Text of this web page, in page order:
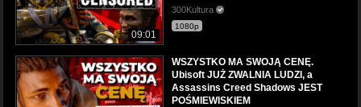
09:01
300Kultura
1080p
WSZYSTKO MA SWOJĄ CENĘ.
Ubisoft JUŻ ZWALNIA LUDZI, a
Assassins Creed Shadows JEST
POŚMIEWISKIEM